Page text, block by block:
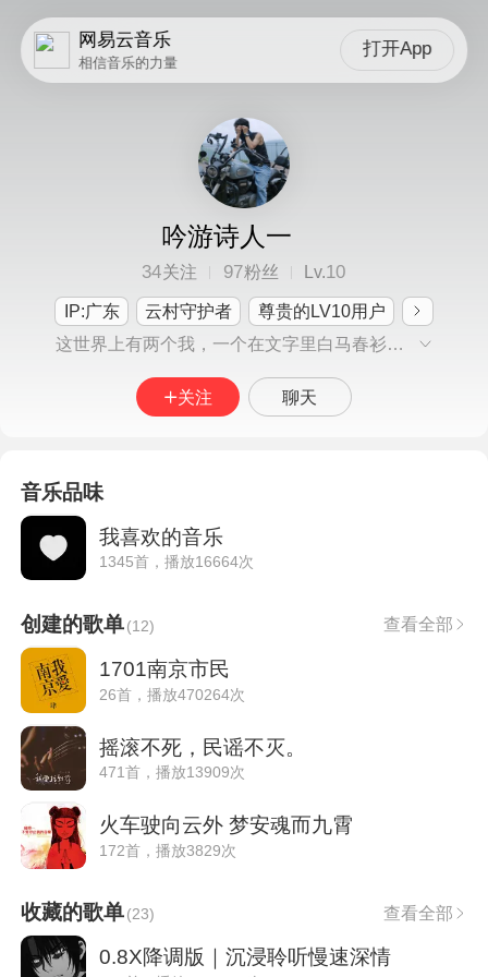
网易云音乐
相信音乐的力量
打开App
吟游诗人一
34关注 97粉丝 Lv.10
IP:广东 云村守护者
尊贵的LV10用户
这世界上有两个我，一个在文字里白马春衫慢慢行、一个在生活里营蝇狗苟兀穷尽…
关注 聊天
音乐品味
我喜欢的音乐
1345首，播放16664次
创建的歌单(12) 查看全部
1701南京市民
26首，播放470264次
摇滚不死，民谣不灭。
471首，播放13909次
火车驶向云外 梦安魂而九霄
172首，播放3829次
收藏的歌单(23) 查看全部
0.8X降调版｜沉浸聆听慢速深情